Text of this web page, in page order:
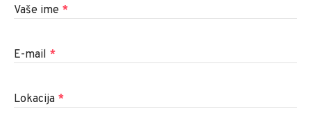
Vaše ime *
E-mail *
Lokacija *